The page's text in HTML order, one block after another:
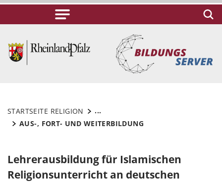
STARTSEITE RELIGION
...
AUS-, FORT- UND WEITERBILDUNG
Lehrerausbildung für Islamischen
Religionsunterricht an deutschen